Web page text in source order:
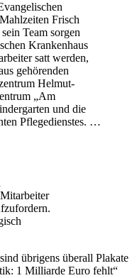
Frisch
Team sorgen
Krankenhaus
satt werden,
gehörenden
Helmut-
„Am
und die
Pflegedienstes. …
übrigens überall Plakate
1 Milliarde Euro fehlt“